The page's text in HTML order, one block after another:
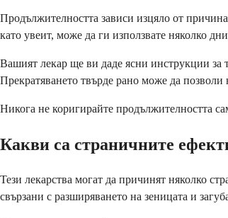
Продължителността зависи изцяло от
като увеит, може да ги използвате няколко
Вашият лекар ще ви даде ясни инструкции за
Прекратяването твърде рано може да
Никога не коригирайте продължителността
Какви са страничните
Тези лекарства могат да причинят няколко
свързани с разширяването на зеницата и